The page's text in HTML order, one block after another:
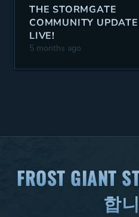
THE STORMGATE
COMMUNITY
LIVE!
5 months ago
FROST GIANT
합